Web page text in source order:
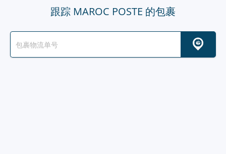
跟踪 MAROC POSTE 的包裹